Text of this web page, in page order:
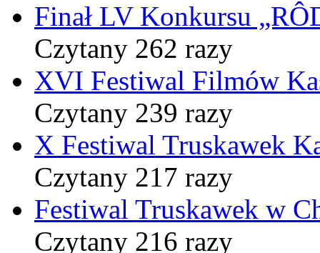
Finał LV Konkursu
Czytany 262 razy
XVI Festiwal Filmów
Czytany 239 razy
X Festiwal Truskawek
Czytany 217 razy
Festiwal Truskawek w
Czytany 216 razy